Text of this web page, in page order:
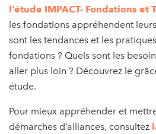
l’étude IMPACT- Fondations et
les fondations appréhendent
sont les tendances et les
fondations ? Quels sont les
aller plus loin ? Découvrez le
étude.
Pour mieux appréhender et
démarches d’alliances, consultez